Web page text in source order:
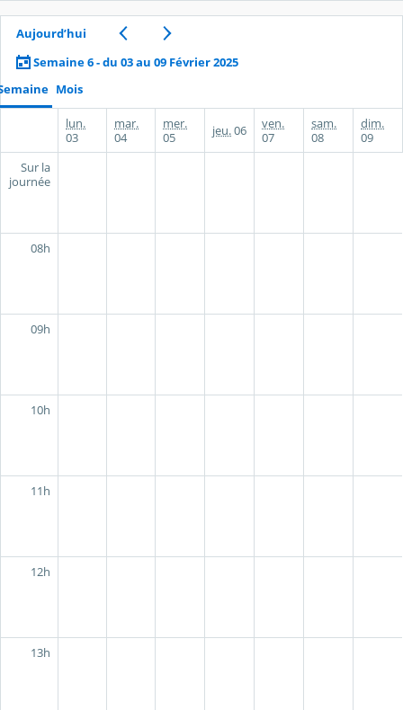
Aujourd’hui
Semaine 6 - du 03 au 09 Février 2025
Mois
lun.
03
mar.
04
mer.
05
jeu.06
ven.
07
sam.
08
dim.
09
Sur la
journée
08h
09h
10h
11h
12h
13h